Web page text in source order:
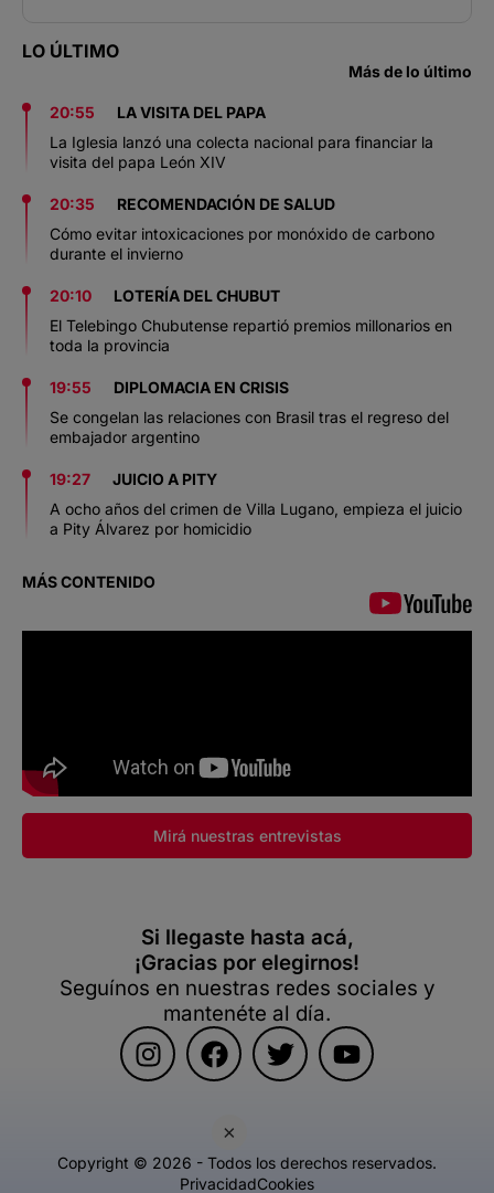
×
LO ÚLTIMO
Más de lo último
20:55
LA VISITA DEL PAPA
La Iglesia lanzó una colecta nacional para financiar la
visita del papa León XIV
20:35
RECOMENDACIÓN DE SALUD
Cómo evitar intoxicaciones por monóxido de carbono
durante el invierno
20:10
LOTERÍA DEL CHUBUT
El Telebingo Chubutense repartió premios millonarios en
toda la provincia
19:55
DIPLOMACIA EN CRISIS
Se congelan las relaciones con Brasil tras el regreso del
embajador argentino
19:27
JUICIO A PITY
A ocho años del crimen de Villa Lugano, empieza el juicio
a Pity Álvarez por homicidio
MÁS CONTENIDO
Mirá nuestras entrevistas
Si llegaste hasta acá,
¡Gracias por elegirnos!
Seguínos en nuestras redes sociales y
mantenéte al día.
Copyright © 2026 - Todos los derechos reservados.
PrivacidadCookies